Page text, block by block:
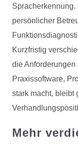
persönlicher
Kurzfristig
die
Praxissoftware,
stark macht, bleibt
Mehr